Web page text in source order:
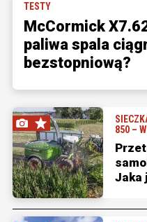
TESTY
McCormick
paliwa spala
bezstopniową?
850 –
Jaka